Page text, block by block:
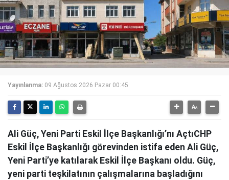
Yayınlanma: 09 Ağustos 2026 Pazar 00:45
Ali Güç, Yeni Parti Eskil İlçe Başkanlığı’nı AçtıCHP
Eskil İlçe Başkanlığı görevinden istifa eden Ali Güç,
Yeni Parti’ye katılarak Eskil İlçe Başkanı oldu. Güç,
yeni parti teşkilatının çalışmalarına başladığını